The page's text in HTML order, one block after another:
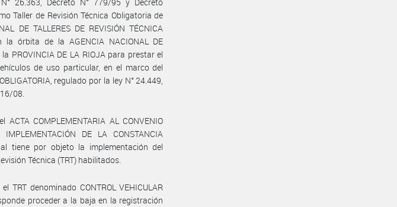
Taller de Revisión Técnica Obligatoria de
DE TALLERES DE REVISIÓN TÉCNICA
la órbita de la AGENCIA NACIONAL DE
PROVINCIA DE LA RIOJA para prestar el
de uso particular, en el marco del
regulado por la ley N° 24.449,
08.
COMPLEMENTARIA AL CONVENIO
DE LA CONSTANCIA
tiene por objeto la implementación del
Técnica (TRT) habilitados.
denominado CONTROL VEHICULAR
proceder a la baja en la registración